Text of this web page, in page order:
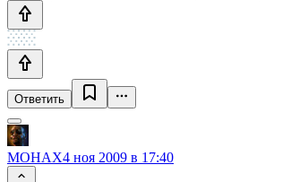
Ответить
MOHAX4 ноя 2009 в 17:40